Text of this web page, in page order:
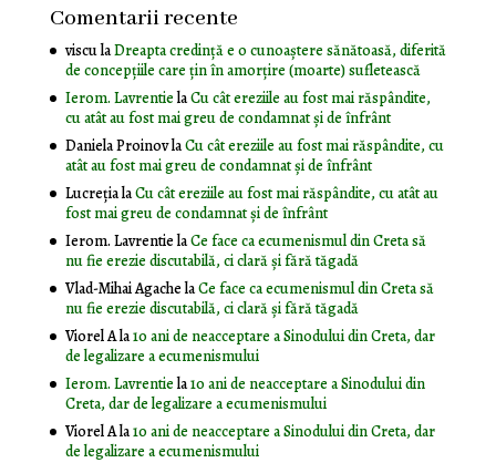
Comentarii recente
visculaDreapta credință e o cunoaștere sănătoasă, diferită
de concepțiile care țin în amorțire (moarte) sufletească
Ierom. LavrentielaCu cât ereziile au fost mai răspândite,
cu atât au fost mai greu de condamnat și de înfrânt
Daniela ProinovlaCu cât ereziile au fost mai răspândite, cu
atât au fost mai greu de condamnat și de înfrânt
LucrețialaCu cât ereziile au fost mai răspândite, cu atât au
fost mai greu de condamnat și de înfrânt
Ierom. LavrentielaCe face ca ecumenismul din Creta să
nu fie erezie discutabilă, ci clară și fără tăgadă
Vlad-Mihai AgachelaCe face ca ecumenismul din Creta să
nu fie erezie discutabilă, ci clară și fără tăgadă
Viorel Ala10 ani de neacceptare a Sinodului din Creta, dar
de legalizare a ecumenismului
Ierom. Lavrentiela10 ani de neacceptare a Sinodului din
Creta, dar de legalizare a ecumenismului
Viorel Ala10 ani de neacceptare a Sinodului din Creta, dar
de legalizare a ecumenismului